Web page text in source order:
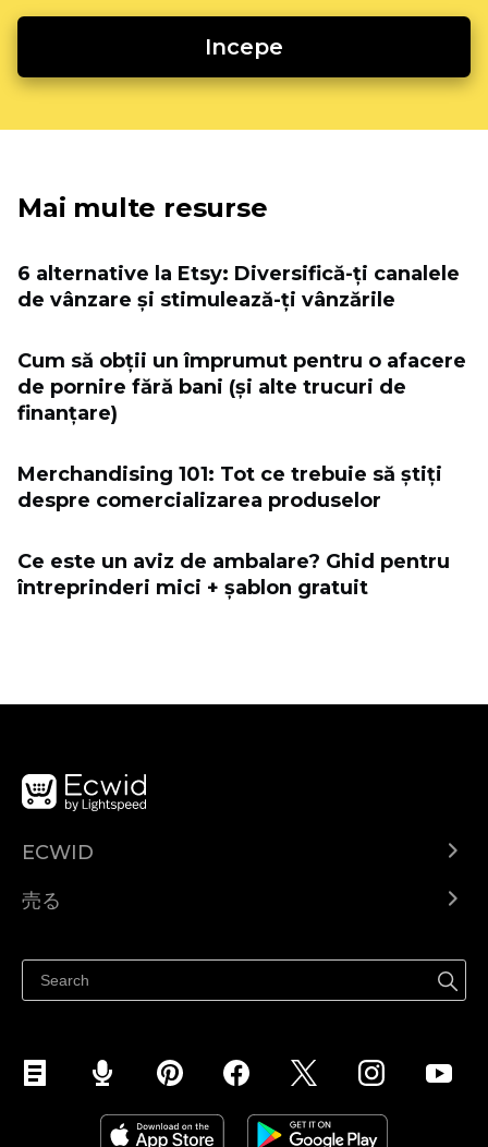
Incepe
Mai multe resurse
6 alternative la Etsy: Diversifică-ți canalele
de vânzare și stimulează-ți vânzările
Cum să obții un împrumut pentru o afacere
de pornire fără bani (și alte trucuri de
finanțare)
Merchandising 101: Tot ce trebuie să știți
despre comercializarea produselor
Ce este un aviz de ambalare? Ghid pentru
întreprinderi mici + șablon gratuit
ECWID
ヘルプセンター
売る
Facebookで販売する
Instagramで販売する